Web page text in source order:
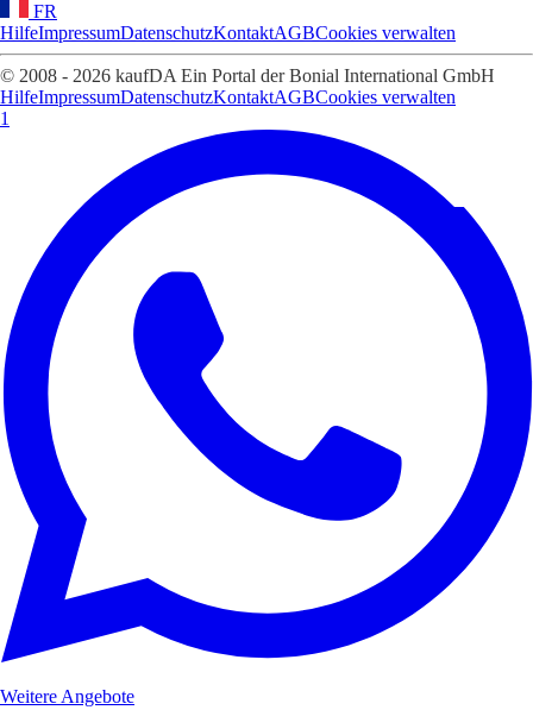
FR
HilfeImpressumDatenschutzKontaktAGBCookies verwalten
© 2008 - 2026 kaufDA Ein Portal der Bonial International GmbH
HilfeImpressumDatenschutzKontaktAGBCookies verwalten
1
Weitere Angebote